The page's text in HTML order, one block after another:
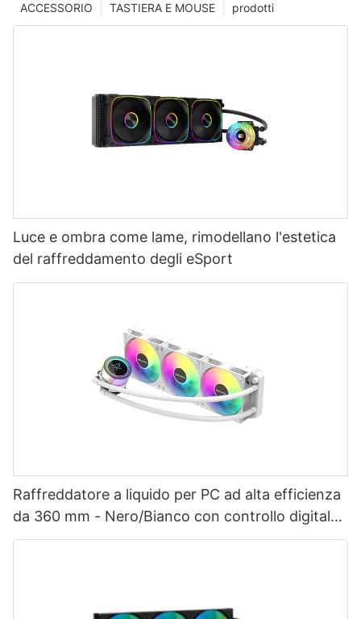
prodotti
TASTIERA E MOUSE
ACCESSORIO
Luce e ombra come lame, rimodellano l'estetica
del raffreddamento degli eSport
Raffreddatore a liquido per PC ad alta efficienza
da 360 mm - Nero/Bianco con controllo digitale
intelligente della temperatura